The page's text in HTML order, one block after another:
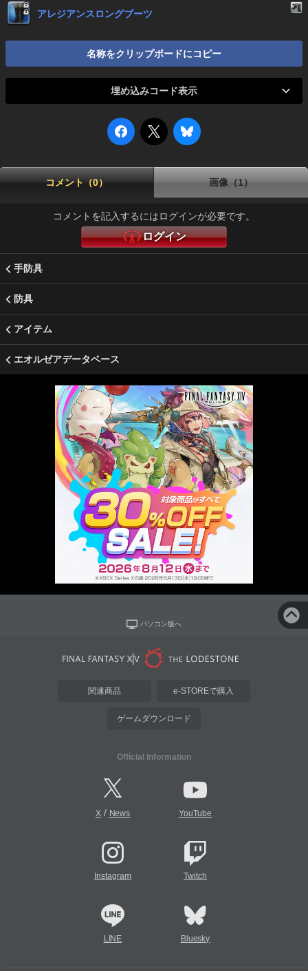
アレジアンスロングブーツ
名称をクリップボードにコピー
埋め込みコード表示
コメント（0） 画像（1）
コメントを記入するにはログインが必要です。
ログイン
手防具
防具
アイテム
エオルゼアデータベース
パソコン版へ
関連商品 e-STOREで購入
ゲームダウンロード
Official Information
X/ News YouTube
Instagram Twitch
LINE Bluesky